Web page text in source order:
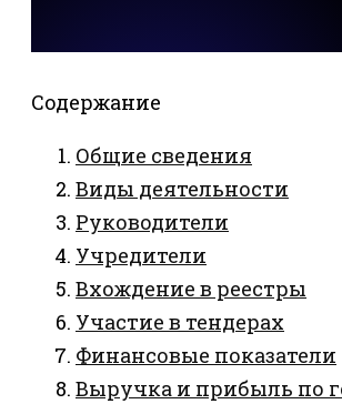
Содержание
Общие сведения
Виды деятельности
Руководители
Учредители
Вхождение в реестры
Участие в тендерах
Финансовые показатели
Выручка и прибыль по